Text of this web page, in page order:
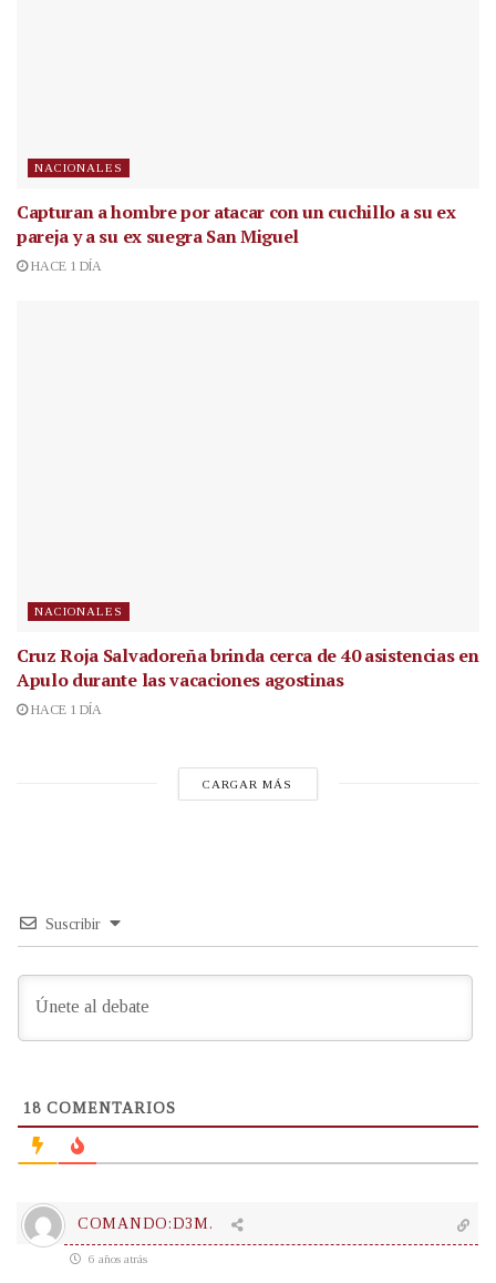
NACIONALES
Capturan a hombre por atacar con un cuchillo a su ex
pareja y a su ex suegra San Miguel
HACE 1 DÍA
NACIONALES
Cruz Roja Salvadoreña brinda cerca de 40 asistencias en
Apulo durante las vacaciones agostinas
HACE 1 DÍA
CARGAR MÁS
Suscribir
18 COMENTARIOS
COMANDO:D3M.
6 años atrás